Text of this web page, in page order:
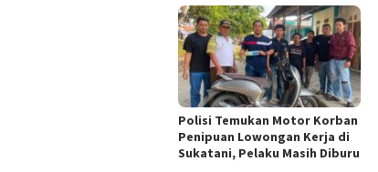
Polisi Temukan Motor Korban
Penipuan Lowongan Kerja di
Sukatani, Pelaku Masih Diburu